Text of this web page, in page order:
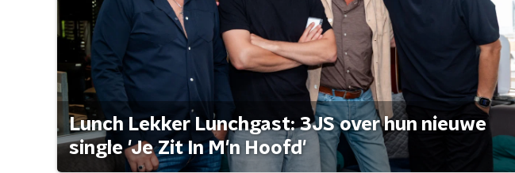
Lunch Lekker Lunchgast: 3JS over hun nieuwe
single 'Je Zit In M'n Hoofd'